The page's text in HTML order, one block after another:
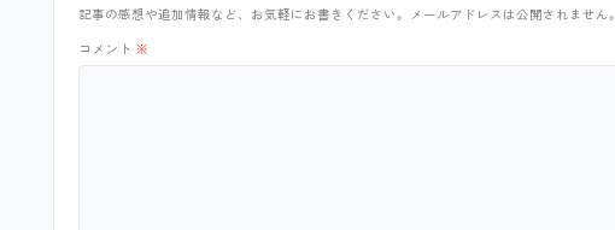
記事の感想や追加情報など、お気軽にお書きください。メールアドレスは公開されません。
コメント ※